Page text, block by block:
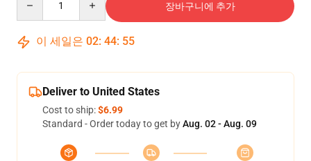
장바구니에 추가
이 세일은 02: 44: 54
Deliver to United States
Cost to ship:$6.99
Standard - Order today to get byAug. 02 - Aug. 09